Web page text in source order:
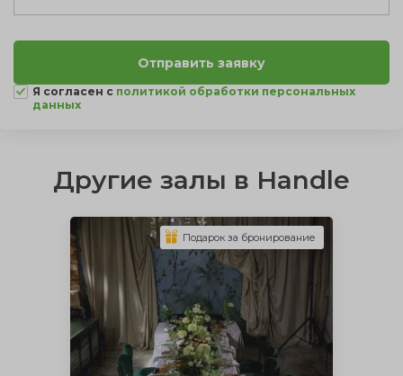
Я согласен с политикой обработки персональных
данных
Другие залы в Handle
Подарок за бронирование